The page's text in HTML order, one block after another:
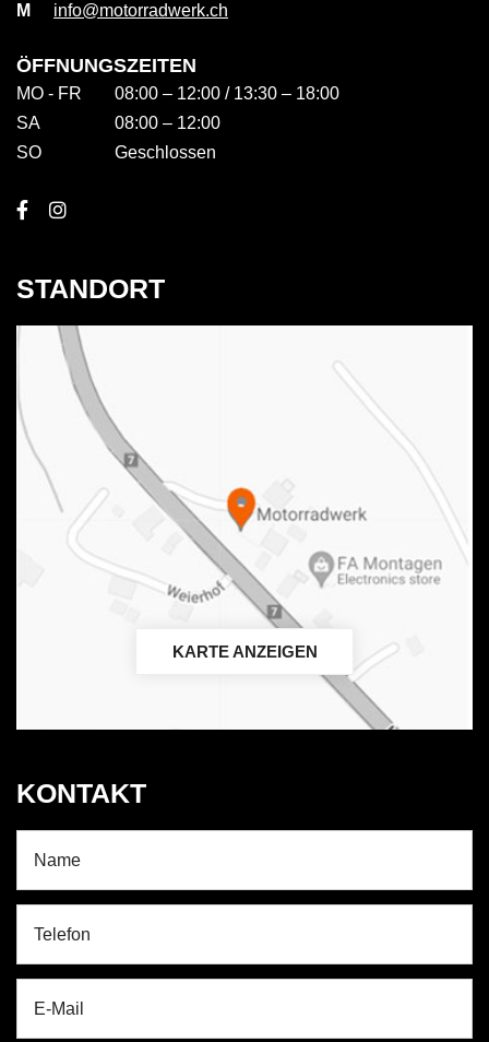
M
info@motorradwerk.ch
ÖFFNUNGSZEITEN
MO - FR
08:00 – 12:00 / 13:30 – 18:00
SA
08:00 – 12:00
SO
Geschlossen
STANDORT
KARTE ANZEIGEN
KONTAKT